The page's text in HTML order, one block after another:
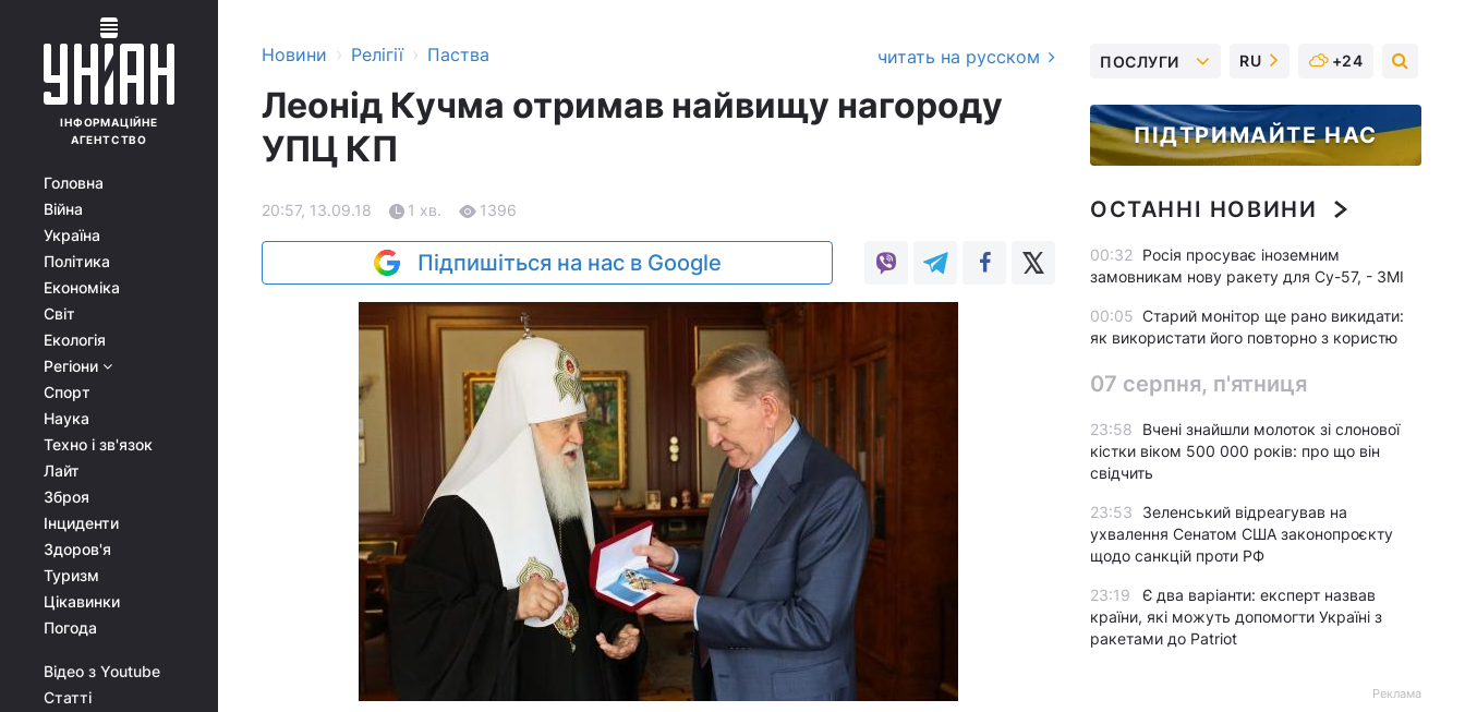
ІНФОРМАЦІЙНЕ
АГЕНТСТВО
Головна
Війна
Україна
Політика
Економіка
Світ
Екологія
Регіони
Спорт
Наука
Техно і зв'язок
Лайт
Зброя
Інциденти
Здоров'я
Туризм
Цікавинки
Погода
Відео з Youtube
Статті
Новини › Релігії › Паства читать на русском
Леонід Кучма отримав найвищу нагороду
УПЦ КП
20:57, 13.09.18 1 хв. 1396
Підпишіться на нас в Google
ПОСЛУГИ RU +24
ПІДТРИМАЙТЕ НАС
ОСТАННІ НОВИНИ
00:32
Росія просуває іноземним
замовникам нову ракету для Су-57, - ЗМІ
00:05 Старий монітор ще рано викидати:
як використати його повторно з користю
07 серпня, п'ятниця
23:58
Вчені знайшли молоток зі слонової
кістки віком 500 000 років: про що він
свідчить
23:53
Зеленський відреагував на
ухвалення Сенатом США законопроєкту
щодо санкцій проти РФ
23:19
Є два варіанти: експерт назвав
країни, які можуть допомогти Україні з
ракетами до Patriot
Реклама